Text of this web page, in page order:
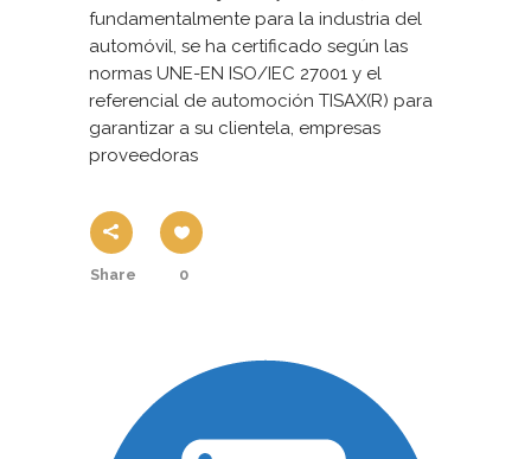
fundamentalmente para la industria del
automóvil, se ha certificado según las
normas UNE-EN ISO/IEC 27001 y el
referencial de automoción TISAX(R) para
garantizar a su clientela, empresas
proveedoras
Share 0